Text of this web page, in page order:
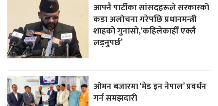
आफ्नै पार्टीका सांसदहरूले सरकारको
कडा अलोचना गरेपछि प्रधानमन्त्री
शाहकाे गुनासाे,‘कहिलेकाहीँ एक्लै
लड्नुपर्छ’
ओमन बजारमा ‘मेड इन नेपाल’ प्रवर्धन
गर्न समझदारी